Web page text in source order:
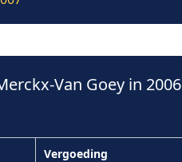
Van Goey in 2006
Vergoeding